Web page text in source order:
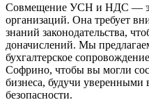
Совмещение УСН и НДС —
организаций. Она требует
знаний законодательства,
доначислений. Мы
бухгалтерское
Софрино, чтобы вы могли
бизнеса, будучи уверенными
безопасности.